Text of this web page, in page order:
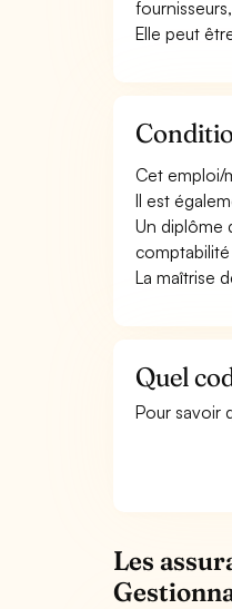
Elle peut
Cet emploi/
Il est
Un diplôme
La maîtrise
Quel
Pour savoir
Les